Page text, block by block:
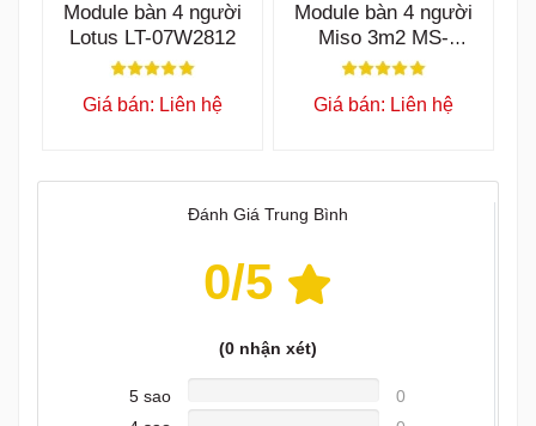
Module bàn 4 người
Lotus LT-07W2812
Giá bán: Liên hệ
Module bàn 4 người
Miso 3m2 MS-
56W3212
Giá bán: Liên hệ
Đánh Giá Trung Bình
0/5
(0nhận xét)
5 sao
0